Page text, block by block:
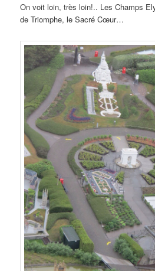
On voit loin, très loin!.. Les Champs
de Triomphe, le Sacré Cœur…